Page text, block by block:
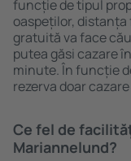
funcție de tipul
oaspeților,
gratuită va face
putea găsi cazare
minute. În funcție
rezerva doar
Ce fel de
Mariannelund?